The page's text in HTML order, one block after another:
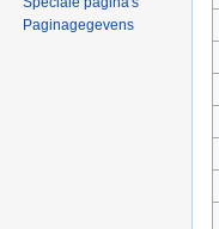
Paginagegevens